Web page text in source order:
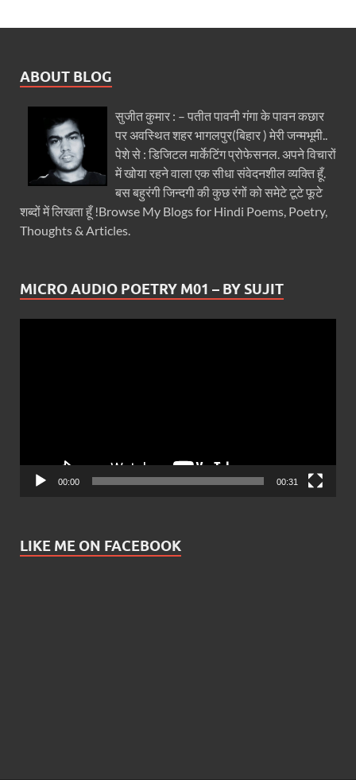
ABOUT BLOG
सुजीत कुमार : – पतीत पावनी गंगा के पावन कछार
पर अवस्थित शहर भागलपुर(बिहार ) मेरी जन्मभूमी..
पेशे से : डिजिटल मार्केटिंग प्रोफेसनल. अपने विचारों
में खोया रहने वाला एक सीधा संवेदनशील व्यक्ति हूँ.
बस बहुरंगी जिन्दगी की कुछ रंगों को समेटे टूटे फूटे
शब्दों में लिखता हूँ !Browse My Blogs for Hindi Poems, Poetry,
Thoughts & Articles.
MICRO AUDIO POETRY M01 – BY SUJIT
00:00 00:31
LIKE ME ON FACEBOOK